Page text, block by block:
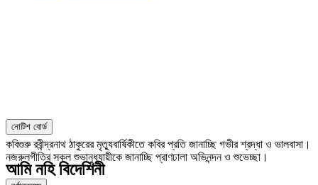
নোটিশ বোর্ড
কবিগুরু রবীন্দ্রনাথ ঠাকুরের মৃত্যুবার্ষিকীতে কবির প্রতি জানাচ্ছি গভীর শ্রদ্ধা ও ভালবাসা।
নজরুলগীতির সকল শুভানুধ্যায়ীকে জানাচ্ছি প্রাণঢালা অভিনন্দন ও শুভেচ্ছা।
আমি নহি বিদেশিনী